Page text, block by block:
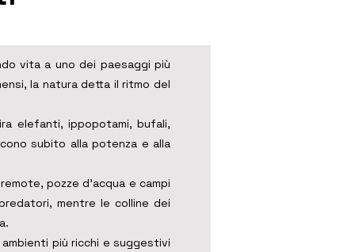
vita a uno dei paesaggi più
la natura detta il ritmo del
elefanti, ippopotami, bufali,
subito alla potenza e alla
pozze d’acqua e campi
mentre le colline dei
più ricchi e suggestivi